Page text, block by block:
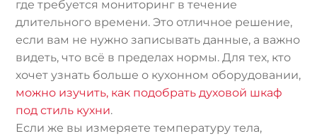
где требуется мониторинг в течение
длительного времени. Это отличное решение,
если вам не нужно записывать данные, а важно
видеть, что всё в пределах нормы. Для тех, кто
хочет узнать больше о кухонном оборудовании,
можно изучить, как подобрать духовой шкаф
под стиль кухни.
Если же вы измеряете температуру тела,